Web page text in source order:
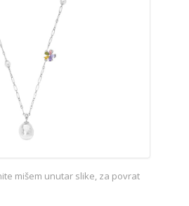
mišem unutar slike, za povrat